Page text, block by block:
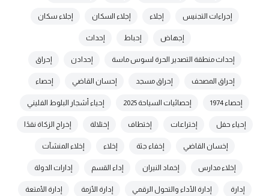
إجراءات التجنيس إجلاء إجلاء السكان إجلاء سكان
إجهاض إحباط إحداث
إحداث منطقة التصدير الحرة لسوس ماسة إحدادن إحراق
إحراق المصحف إحراق مسجد إحسان القاضي إحصاء
إحصاء 1974 إحصائيات السياحة 2025 إحياء أشجار البلوط الفليني
إحياء حفل إختراعات إختطاف إختلالة إخراج الزكاة نقدًا
إخسان القاضي إخفاء جثة إخلاء إخلاء المنشآت
إخلاء مدارس إخماد النيران إداء القسم إدارات الدولة
إدارة إدارة الأداء والتحول الرقمي إدارة الأزمة إدارة الأمتعة